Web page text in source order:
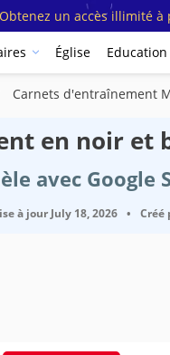
Obtenez un accès illimité à
Église Education
Carnets d'entraînement
en noir et
avec Google
à jour July 18, 2026 • Créé